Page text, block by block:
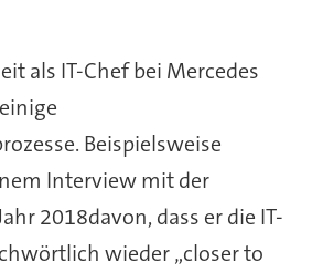
als IT-Chef bei Mercedes
Beispielsweise
Interview mit der
2018davon, dass er die IT-
wieder „closer to